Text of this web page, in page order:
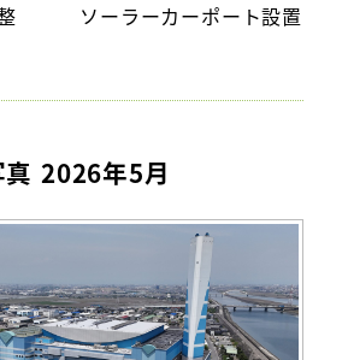
ソーラーカーポート設置
2026年5月